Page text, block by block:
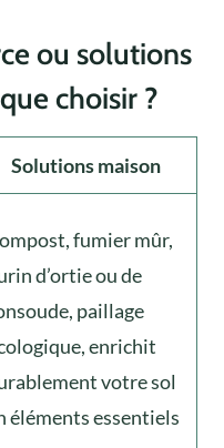
ou solutions
choisir ?
Solutions maison
fumier mûr,
d’ortie ou de
paillage
enrichit
votre sol
éléments essentiels